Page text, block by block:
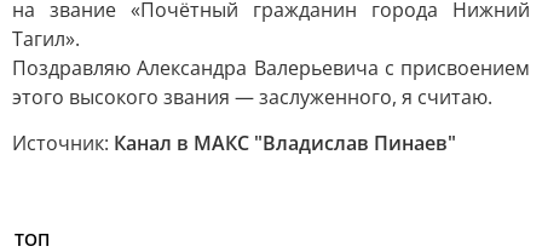
на звание «Почётный гражданин города Нижний
Тагил».
Поздравляю Александра Валерьевича с присвоением
этого высокого звания — заслуженного, я считаю.
Источник: Канал в МАКС "Владислав Пинаев"
ТОП